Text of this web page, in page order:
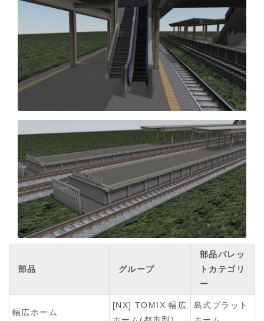
部品 グループ
部品パレッ
トカテゴリ
ー
幅広ホーム
[NX] TOMIX 幅広
島式プラット